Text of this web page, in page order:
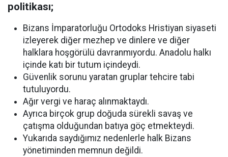
politikası;
Bizans İmparatorluğu Ortodoks Hristiyan siyaseti
izleyerek diğer mezhep ve dinlere ve diğer
halklara hoşgörülü davranmıyordu. Anadolu halkı
içinde katı bir tutum içindeydi.
Güvenlik sorunu yaratan gruplar tehcire tabi
tutuluyordu.
Ağır vergi ve haraç alınmaktaydı.
Ayrıca birçok grup doğuda sürekli savaş ve
çatışma olduğundan batıya göç etmekteydi.
Yukarıda saydığımız nedenlerle halk Bizans
yönetiminden memnun değildi.